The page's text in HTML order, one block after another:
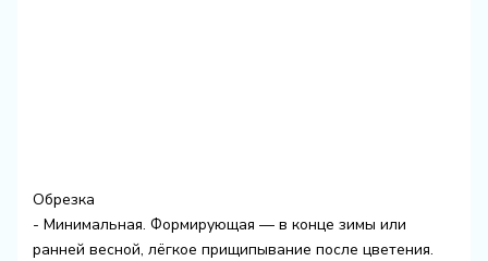
Обрезка
- Минимальная. Формирующая — в конце зимы или
ранней весной, лёгкое прищипывание после цветения.